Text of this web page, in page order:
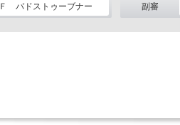
Ｆ バドストゥーブナー 副審